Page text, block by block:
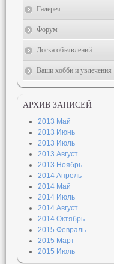
Галерея
Форум
Доска объявлений
Ваши хобби и увлечения
АРХИВ ЗАПИСЕЙ
2013 Май
2013 Июнь
2013 Июль
2013 Август
2013 Ноябрь
2014 Апрель
2014 Май
2014 Июль
2014 Август
2014 Октябрь
2015 Февраль
2015 Март
2015 Июль